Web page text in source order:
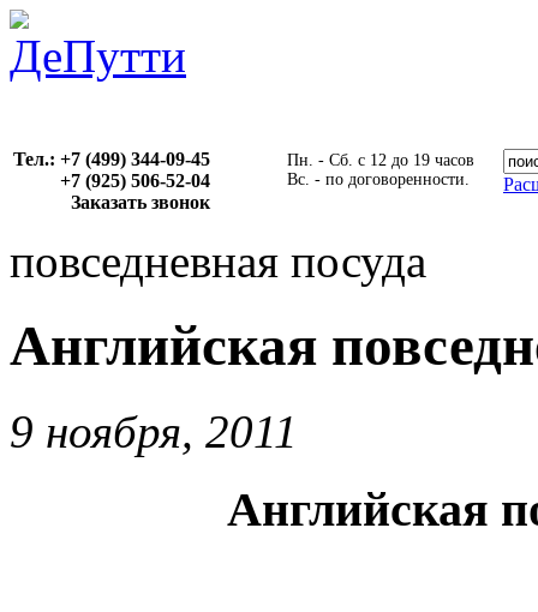
Тел.: +7 (499) 344-09-45
(925) 506-52-04
Заказать звонок
Пн. - Сб. с 12 до 19 часов
Вс. - по договоренности.
повседневная посуда
Английская
9 ноября, 2011
Английская